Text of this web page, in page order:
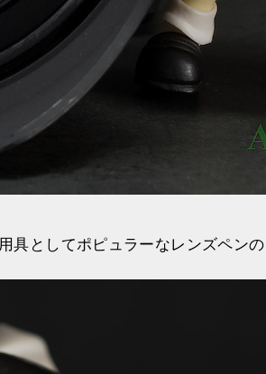
具としてポピュラーなレンズペンの